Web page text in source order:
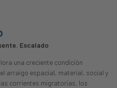
Escalado
una creciente condición
arraigo espacial, material, social y
corrientes migratorias, los